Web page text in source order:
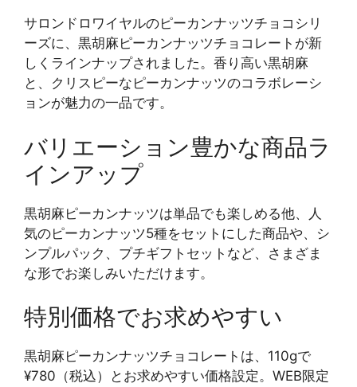
サロンドロワイヤルのピーカンナッツチョコシリ
ーズに、黒胡麻ピーカンナッツチョコレートが新
しくラインナップされました。香り高い黒胡麻
と、クリスピーなピーカンナッツのコラボレーシ
ョンが魅力の一品です。
バリエーション豊かな商品ラ
インアップ
黒胡麻ピーカンナッツは単品でも楽しめる他、人
気のピーカンナッツ5種をセットにした商品や、シ
ンプルパック、プチギフトセットなど、さまざま
な形でお楽しみいただけます。
特別価格でお求めやすい
黒胡麻ピーカンナッツチョコレートは、110gで
¥780（税込）とお求めやすい価格設定。WEB限定